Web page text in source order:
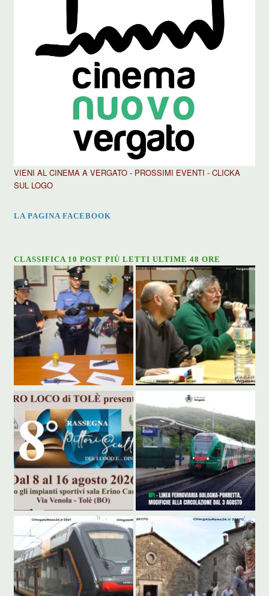
VIENI AL CINEMA A VERGATO - PROSSIMI EVENTI - CLICKA
SUL LOGO
LA PAGINA FACEBOOK
CLASSIFICA 10 POST PIÙ LETTI ULTIME 48 ORE